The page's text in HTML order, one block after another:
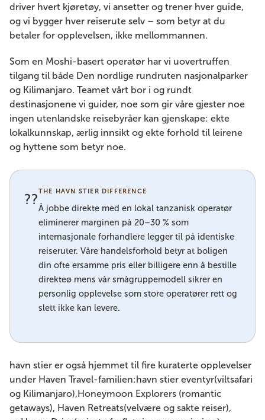
driver hvert kjøretøy, vi ansetter og trener hver guide,
og vi bygger hver reiserute selv – som betyr at du
betaler for opplevelsen, ikke mellommannen.
Som en Moshi-basert operatør har vi uovertruffen
tilgang til både Den nordlige rundruten nasjonalparker
og Kilimanjaro. Teamet vårt bor i og rundt
destinasjonene vi guider, noe som gir våre gjester noe
ingen utenlandske reisebyråer kan gjenskape: ekte
lokalkunnskap, ærlig innsikt og ekte forhold til leirene
og hyttene som betyr noe.
??THE HAVN STIER DIFFERENCE
Å jobbe direkte med en lokal tanzanisk operatør
eliminerer marginen på 20–30 % som
internasjonale forhandlere legger til på identiske
reiseruter. Våre handelsforhold betyr at boligen
din ofte ersamme pris eller billigere enn å bestille
direkteø mens vår smågruppemodell sikrer en
personlig opplevelse som store operatører rett og
slett ikke kan levere.
havn stier er også hjemmet til fire kuraterte opplevelser
under Haven Travel-familien:havn stier eventyr(viltsafari
og Kilimanjaro),Honeymoon Explorers (romantic
getaways), Haven Retreats(velvære og sakte reiser),